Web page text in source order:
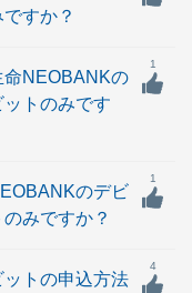
すか？
命NEOBANKの
トのみです
1
のデビ
みですか？
1
ットの申込方法
4